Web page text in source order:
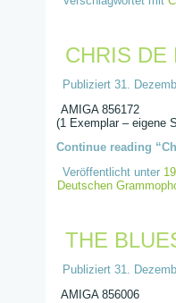
CHRIS DE
Publiziert 31.
AMIGA 856172
(1 Exemplar – eigene
Continue reading
Veröffentlicht unter
Deutschen
THE
Publiziert 31.
AMIGA 856006